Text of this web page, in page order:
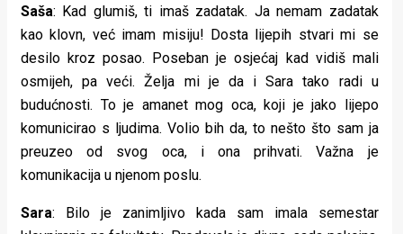
Saša: Kad glumiš, ti imaš zadatak. Ja nemam zadatak
kao klovn, već imam misiju! Dosta lijepih stvari mi se
desilo kroz posao. Poseban je osjećaj kad vidiš mali
osmijeh, pa veći. Želja mi je da i Sara tako radi u
budućnosti. To je amanet mog oca, koji je jako lijepo
komunicirao s ljudima. Volio bih da, to nešto što sam ja
preuzeo od svog oca, i ona prihvati. Važna je
komunikacija u njenom poslu.
Sara: Bilo je zanimljivo kada sam imala semestar